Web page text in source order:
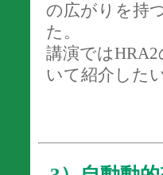
の広がりを持
た。
講演ではHRA2
いて紹介した